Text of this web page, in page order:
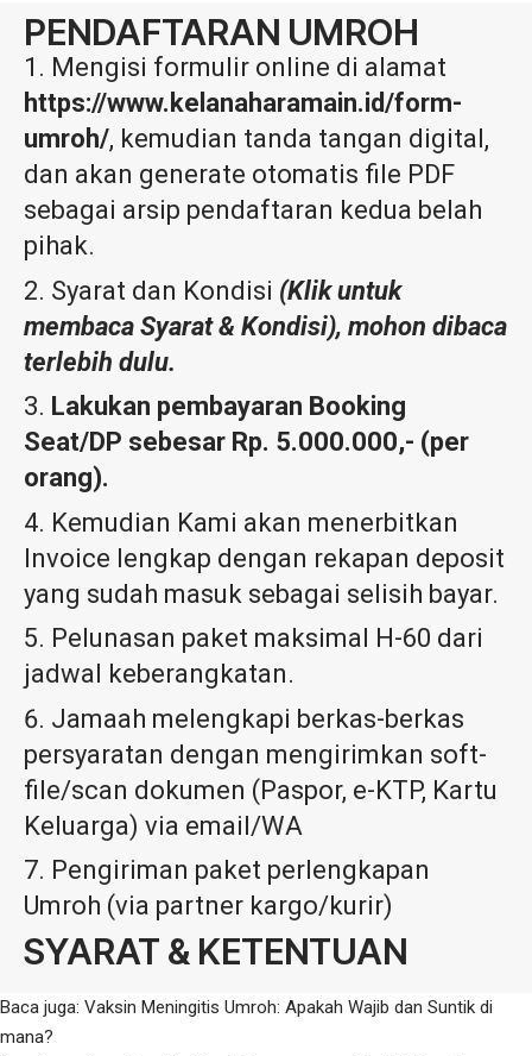
PENDAFTARAN UMROH
Mengisi formulir online di alamat
https://www.kelanaharamain.id/form-
umroh/, kemudian tanda tangan digital,
dan akan generate otomatis file PDF
sebagai arsip pendaftaran kedua belah
pihak.
Syarat dan Kondisi (Klik untuk
membaca Syarat & Kondisi), mohon dibaca
terlebih dulu.
Lakukan pembayaran Booking
Seat/DP sebesar Rp. 5.000.000,- (per
orang).
Kemudian Kami akan menerbitkan
Invoice lengkap dengan rekapan deposit
yang sudah masuk sebagai selisih bayar.
Pelunasan paket maksimal H-60 dari
jadwal keberangkatan.
Jamaah melengkapi berkas-berkas
persyaratan dengan mengirimkan soft-
file/scan dokumen (Paspor, e-KTP, Kartu
Keluarga) via email/WA
Pengiriman paket perlengkapan
Umroh (via partner kargo/kurir)
SYARAT & KETENTUAN
Baca juga: Vaksin Meningitis Umroh: Apakah Wajib dan Suntik di
mana?